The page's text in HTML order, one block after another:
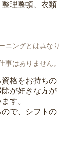
整理整頓、衣類
ニングとは異なり
事はありません。
格をお持ちの
が好きな方が
す。
で、シフトの